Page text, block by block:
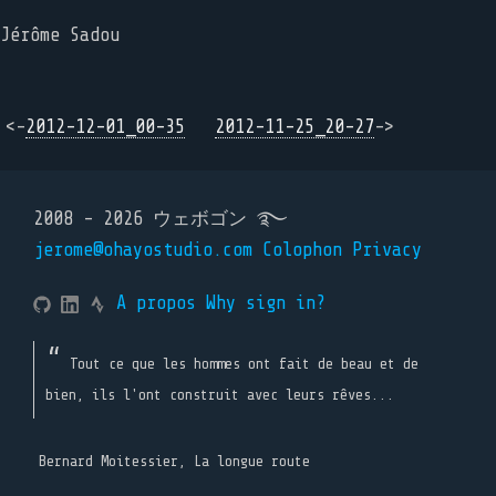
Jérôme Sadou
<-2012-12-01_00-35 2012-11-25_20-27->
2008 - 2026 ウェボゴン ࿐
jerome@ohayostudio.com Colophon Privacy
A propos Why sign in?
Tout ce que les hommes ont fait de beau et de
bien, ils l'ont construit avec leurs rêves...
Bernard Moitessier, La longue route